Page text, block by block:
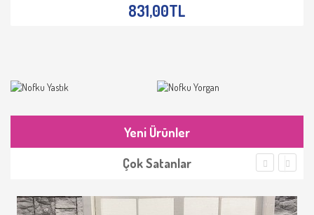
831,00TL
Yeni Ürünler
Çok Satanlar